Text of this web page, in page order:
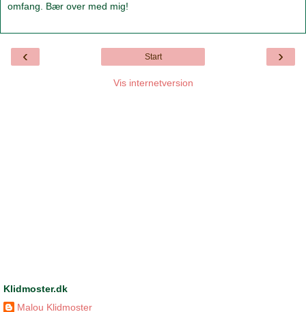
omfang. Bær over med mig!
‹ ›
Start
Vis internetversion
Klidmoster.dk
Malou Klidmoster